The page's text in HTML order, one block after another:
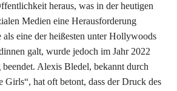
heraus, was in der heutigen
Medien eine Herausforderung
als eine der heißesten unter Hollywoods
galt, wurde jedoch im Jahr 2022
Alexis Bledel, bekannt durch
hat oft betont, dass der Druck des